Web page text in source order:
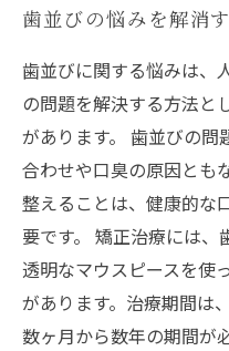
歯並びの悩みを解消
歯並びに関する悩みは、
の問題を解決する方法と
があります。 歯並びの
合わせや口臭の原因とも
整えることは、健康的な
要です。 矯正治療には、
透明なマウスピースを使
があります。治療期間は
数ヶ月から数年の期間が